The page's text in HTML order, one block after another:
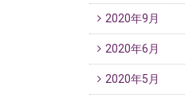
2020年9月
2020年6月
2020年5月